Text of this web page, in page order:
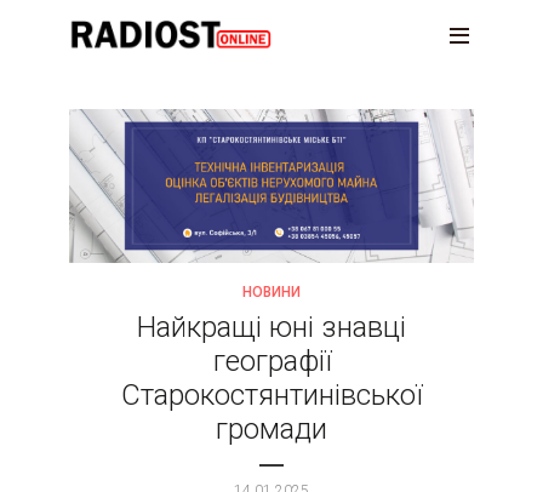
НОВИНИ
Найкращі юні знавці
географії
Старокостянтинівської
громади